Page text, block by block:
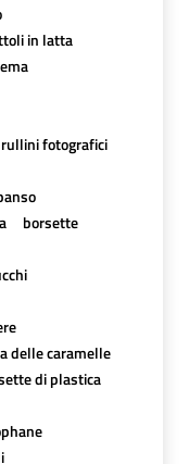
in latta
fotografici
borsette
delle caramelle
di plastica